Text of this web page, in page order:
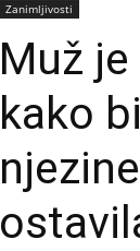
Zanimljivosti
Muž
kako